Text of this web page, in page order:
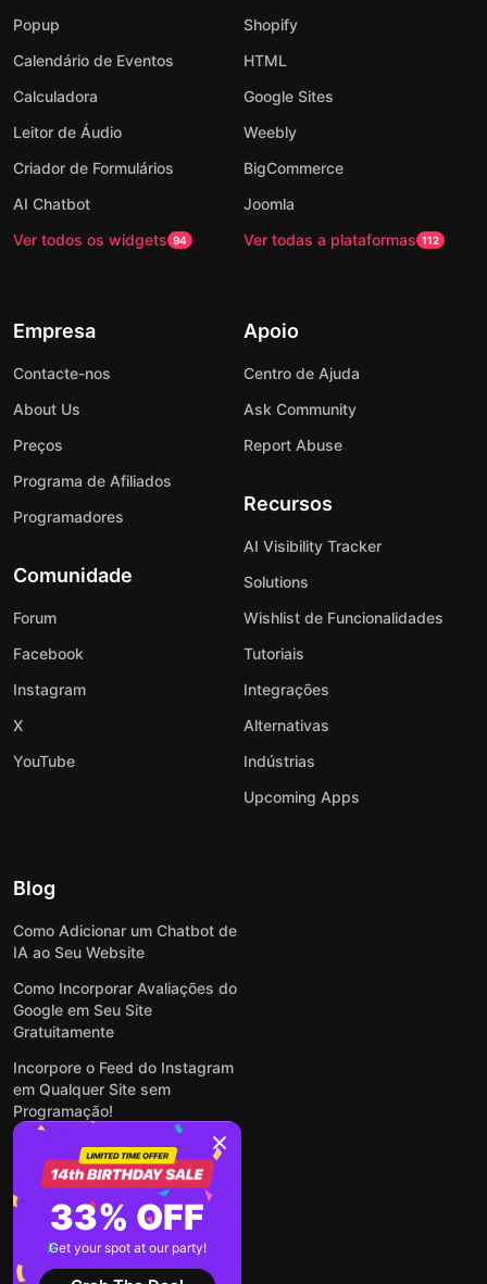
Popup
Calendário de Eventos
Calculadora
Leitor de Áudio
Criador de Formulários
AI Chatbot
Ver todos os widgets 94
Shopify
HTML
Google Sites
Weebly
BigCommerce
Joomla
Ver todas a plataformas 112
Empresa
Contacte-nos
About Us
Preços
Programa de Afiliados
Programadores
Comunidade
Forum
Facebook
Instagram
X
YouTube
Apoio
Centro de Ajuda
Ask Community
Report Abuse
Recursos
AI Visibility Tracker
Solutions
Wishlist de Funcionalidades
Tutoriais
Integrações
Alternativas
Indústrias
Upcoming Apps
Blog
Como Adicionar um Chatbot de
IA ao Seu Website
Como Incorporar Avaliações do
Google em Seu Site
Gratuitamente
Incorpore o Feed do Instagram
em Qualquer Site sem
Programação!
Como Incorporar Formulários
em Qualquer Site Online e
Gratuitamente
Como Criar Formulário para
WordPress: Simples e Rápido
33% OFF
Get your spot at our party!